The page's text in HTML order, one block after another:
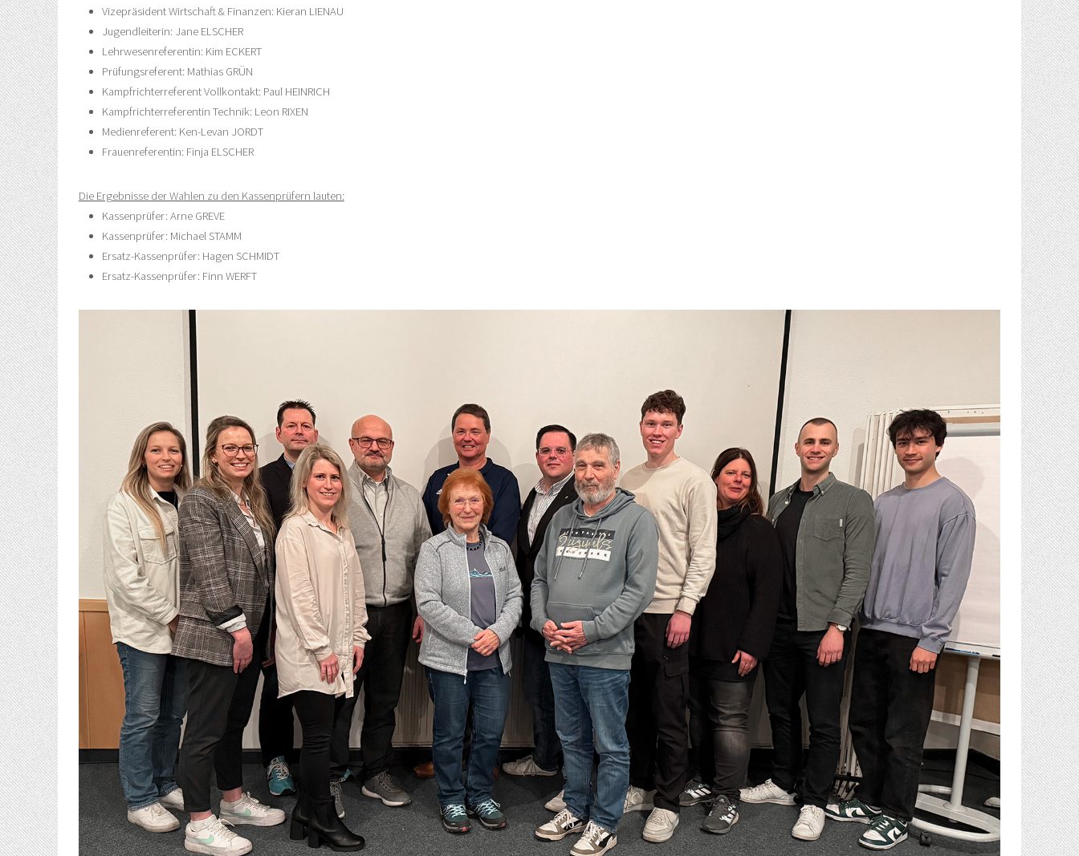
Vizepräsident Wirtschaft & Finanzen: Kieran LIENAU
Jugendleiterin: Jane ELSCHER
Lehrwesenreferentin: Kim ECKERT
Prüfungsreferent: Mathias GRÜN
Kampfrichterreferent Vollkontakt: Paul HEINRICH
Kampfrichterreferentin Technik: Leon RIXEN
Medienreferent: Ken-Levan JORDT
Frauenreferentin: Finja ELSCHER
Die Ergebnisse der Wahlen zu den Kassenprüfern lauten:
Kassenprüfer: Arne GREVE
Kassenprüfer: Michael STAMM
Ersatz-Kassenprüfer: Hagen SCHMIDT
Ersatz-Kassenprüfer: Finn WERFT